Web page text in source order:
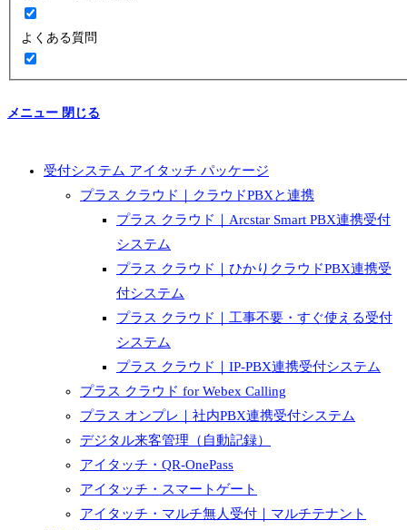
よくある質問
メニュー 閉じる
受付システム アイタッチ パッケージ
プラス クラウド｜クラウドPBXと連携
プラス クラウド｜Arcstar Smart PBX連携受付
システム
プラス クラウド｜ひかりクラウドPBX連携受
付システム
プラス クラウド｜工事不要・すぐ使える受付
システム
プラス クラウド｜IP-PBX連携受付システム
プラス クラウド for Webex Calling
プラス オンプレ｜社内PBX連携受付システム
デジタル来客管理（自動記録）
アイタッチ・QR-OnePass
アイタッチ・スマートゲート
アイタッチ・マルチ無人受付｜マルチテナント